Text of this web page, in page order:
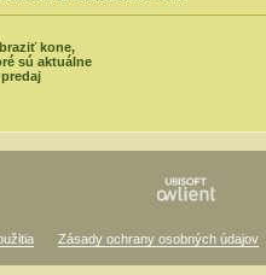
kone,
sú aktuálne
Zásady ochrany osobných údajov